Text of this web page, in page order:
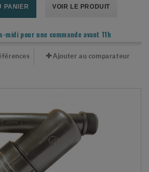
PANIER VOIR LE PRODUIT
midi pour une commande avant 11h
Ajouter au comparateur